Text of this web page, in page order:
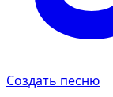
Создать песню